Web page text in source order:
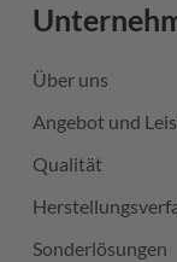
Über uns
Angebot und
Qualität
Sonderlösungen